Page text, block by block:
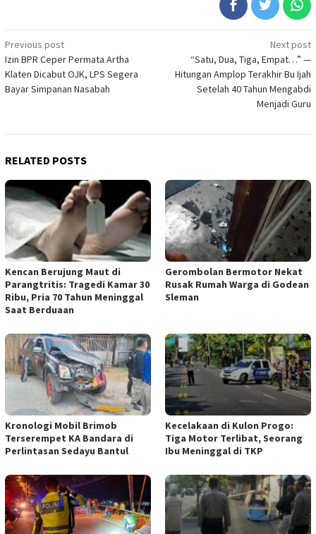
Post
navigation
Previous post
Izin BPR Ceper Permata Artha
Klaten Dicabut OJK, LPS Segera
Bayar Simpanan Nasabah
Next post
“Satu, Dua, Tiga, Empat…” —
Hitungan Amplop Terakhir Bu Ijah
Setelah 40 Tahun Mengabdi
Menjadi Guru
RELATED POSTS
Kencan Berujung Maut di
Parangtritis: Tragedi Kamar 30
Ribu, Pria 70 Tahun Meninggal
Saat Berduaan
Gerombolan Bermotor Nekat
Rusak Rumah Warga di Godean
Sleman
Kronologi Mobil Brimob
Terserempet KA Bandara di
Perlintasan Sedayu Bantul
Kecelakaan di Kulon Progo:
Tiga Motor Terlibat, Seorang
Ibu Meninggal di TKP